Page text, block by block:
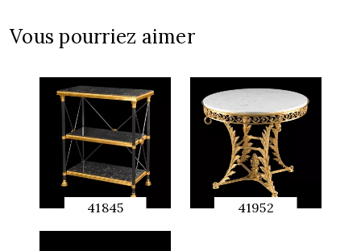
Vous pourriez aimer
41845
APERÇU
41952